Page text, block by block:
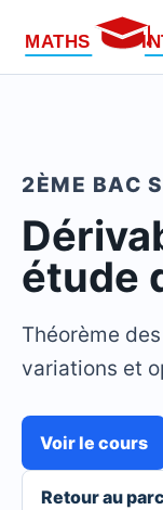
2ÈME BAC
étude
Théorème
variations et
Voir le cours
Retour au